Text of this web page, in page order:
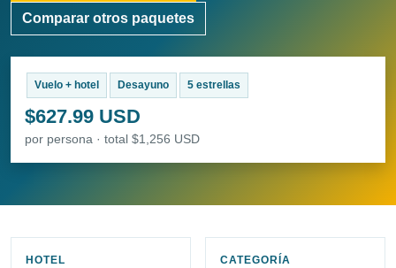
Comparar otros paquetes
Vuelo + hotel Desayuno 5 estrellas
$627.99 USD
por persona · total $1,256 USD
HOTEL CATEGORÍA